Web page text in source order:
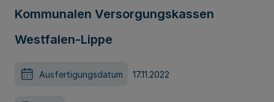
Kommunalen Versorgungskassen
Westfalen-Lippe
Ausfertigungsdatum 17.11.2022